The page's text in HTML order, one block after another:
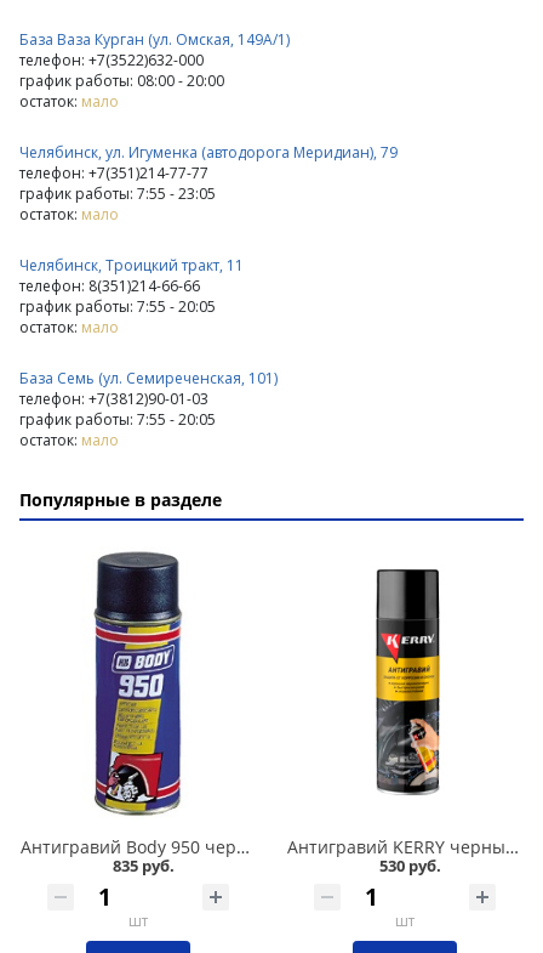
База Ваза Курган (ул. Омская, 149А/1)
телефон: +7(3522)632-000
график работы: 08:00 - 20:00
остаток: мало
Челябинск, ул. Игуменка (автодорога Меридиан), 79
телефон: +7(351)214-77-77
график работы: 7:55 - 23:05
остаток: мало
Челябинск, Троицкий тракт, 11
телефон: 8(351)214-66-66
график работы: 7:55 - 20:05
остаток: мало
База Семь (ул. Семиреченская, 101)
телефон: +7(3812)90-01-03
график работы: 7:55 - 20:05
остаток: мало
Популярные в разделе
Антигравий Body 950 черный аэрозоль 400 мл в Омске
835 руб.
шт
Антигравий KERRY черный аэрозоль 650 мл в Омске
530 руб.
шт